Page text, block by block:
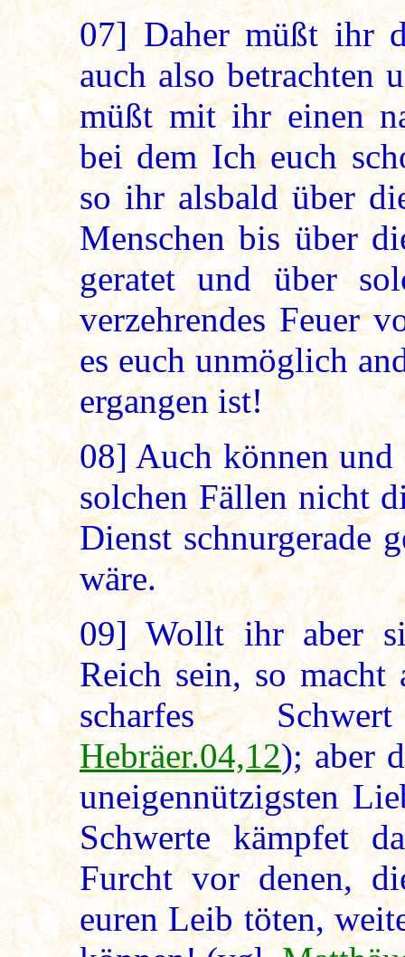
07] Daher müßt ihr
auch also betrachten
müßt mit ihr einen
bei dem Ich euch
so ihr alsbald über
Menschen bis über
geratet und über
verzehrendes Feuer
es euch unmöglich
ergangen ist!
08] Auch können
solchen Fällen nicht
Dienst schnurgerade
wäre.
09] Wollt ihr aber
Reich sein, so macht
scharfes
Hebräer.04,12); aber
uneigennützigsten
Schwerte kämpfet
Furcht vor denen,
euren Leib töten,